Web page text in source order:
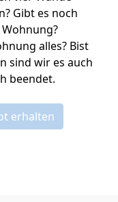
Gibt es noch
alles? Bist
sind wir es auch
beendet.
erhalten